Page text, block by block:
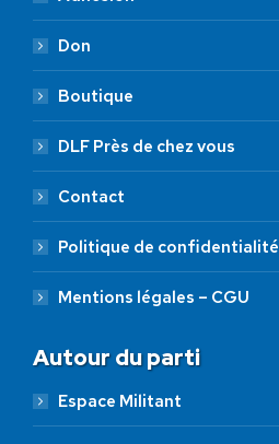
Don
Boutique
DLF Près de chez vous
Contact
Politique de confidentialité
Mentions légales – CGU
Autour du parti
Espace Militant